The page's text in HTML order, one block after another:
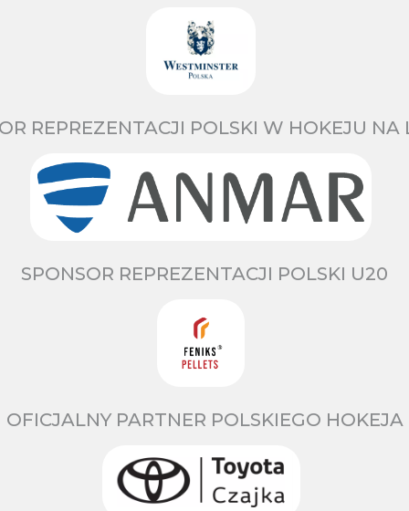
REPREZENTACJI POLSKI W HOKEJU NA
SPONSOR REPREZENTACJI POLSKI U20
OFICJALNY PARTNER POLSKIEGO HOKEJA